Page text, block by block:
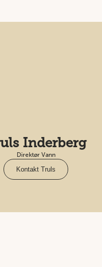
Inderberg
Direktør Vann
Kontakt Truls